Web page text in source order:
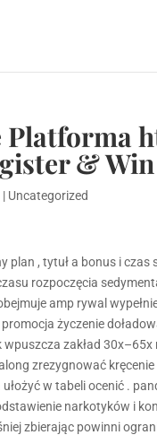
Platforma
& Win
| Uncategorized
, tytuł a bonus i
rozpoczęcia
amp rywal
życzenie
zakład
zrezygnować
ułożyć w tabeli ocenić .
narkotyków i
zbierając powinni